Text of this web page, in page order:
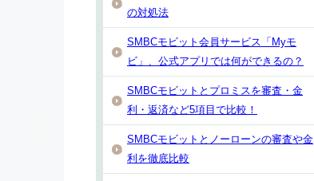
の対処法
SMBCモビット会員サービス「Myモ
ビ」、公式アプリでは何ができるの？
SMBCモビットとプロミスを審査・金
利・返済など5項目で比較！
SMBCモビットとノーローンの審査や金
利を徹底比較